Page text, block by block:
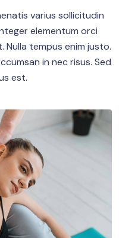
varius sollicitudin
elementum orci
Nulla tempus enim justo.
in nec risus. Sed
est.